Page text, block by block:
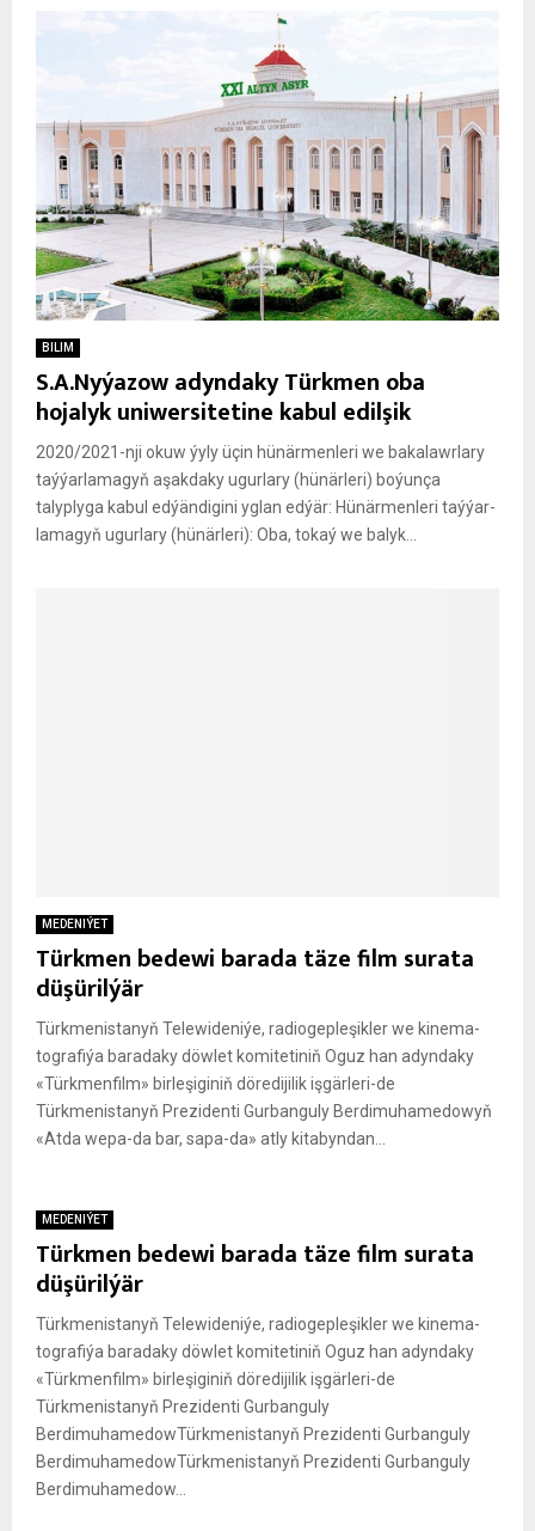
BILIM
S.A.Nyýazow adyndaky Türkmen oba
hojalyk uniwersitetine kabul edilşik
2020/2021-nji okuw ýyly üçin hünärmenleri we bakalawrlary
taýýarlamagyň aşakdaky ugurlary (hünärleri) boýunça
talyplyga kabul edýändigini yglan edýär: Hü­när­men­le­ri taý­ýar­
la­ma­gyň ugur­la­ry (hü­när­leri): Oba, to­kaý we ba­lyk...
MEDENIÝET
Türkmen bedewi barada täze film surata
düşürilýär
Türk­me­nis­ta­nyň Te­le­wi­de­ni­ýe, ra­dio­geple­şik­ler we ki­ne­ma­
tog­ra­fi­ýa ba­ra­da­ky döw­let ko­mi­te­ti­niň Oguz han adyn­da­ky
«Türk­menfilm» bir­le­şi­gi­niň dö­re­di­ji­lik iş­gär­le­ri-de
Türkmenistanyň Prezidenti Gurbanguly Berdimuhamedowyň
«At­da wepa-da bar, sa­pa-da» at­ly ki­ta­byn­dan...
MEDENIÝET
Türkmen bedewi barada täze film surata
düşürilýär
Türk­me­nis­ta­nyň Te­le­wi­de­ni­ýe, ra­dio­geple­şik­ler we ki­ne­ma­
tog­ra­fi­ýa ba­ra­da­ky döw­let ko­mi­te­ti­niň Oguz han adyn­da­ky
«Türk­menfilm» bir­le­şi­gi­niň dö­re­di­ji­lik iş­gär­le­ri-de
Türkmenistanyň Prezidenti Gurbanguly
BerdimuhamedowTürkmenistanyň Prezidenti Gurbanguly
BerdimuhamedowTürkmenistanyň Prezidenti Gurbanguly
Berdimuhamedow...